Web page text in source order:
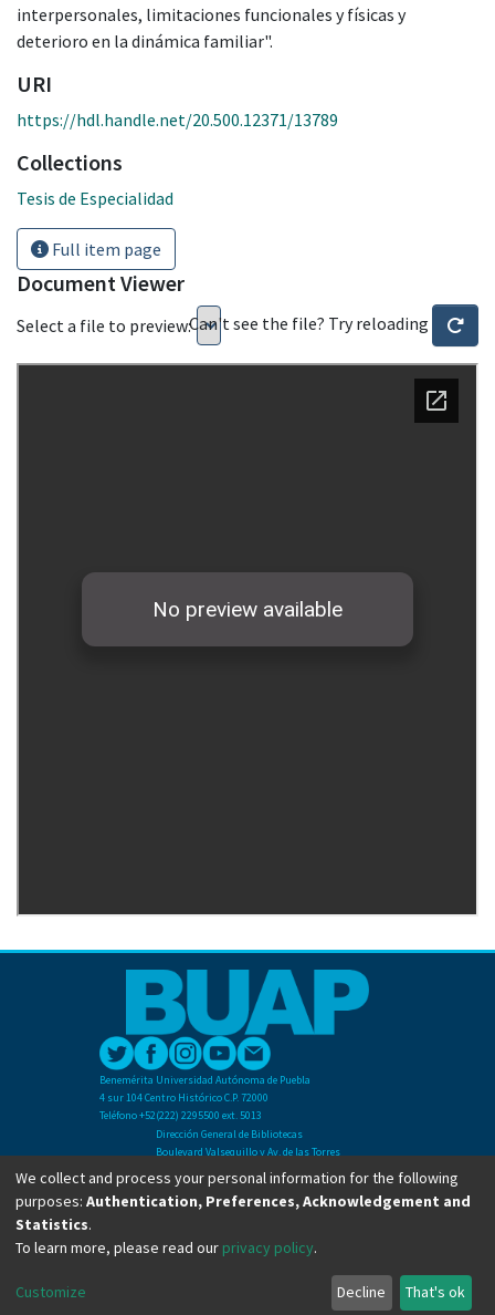
interpersonales, limitaciones funcionales y físicas y
deterioro en la dinámica familiar".
URI
https://hdl.handle.net/20.500.12371/13789
Collections
Tesis de Especialidad
Full item page
Document Viewer
Select a file to preview:Can't see the file? Try reloading
Benemérita Universidad Autónoma de Puebla
4 sur 104 Centro Histórico C.P. 72000
Teléfono +52(222) 2295500 ext. 5013
Dirección General de Bibliotecas
Boulevard Valsequillo y Av. de las Torres
Ciudad Universitaria. Col. San Manuel
C.P. 72570
Teléfono +52 (222) 2295500 Ext 2901
Copyright © Dirección General de Bibliotecas - BUAP 2024. All right reserved.
We collect and process your personal information for the following
purposes: Authentication, Preferences, Acknowledgement and
Statistics.
To learn more, please read our privacy policy.
Customize Decline That's ok